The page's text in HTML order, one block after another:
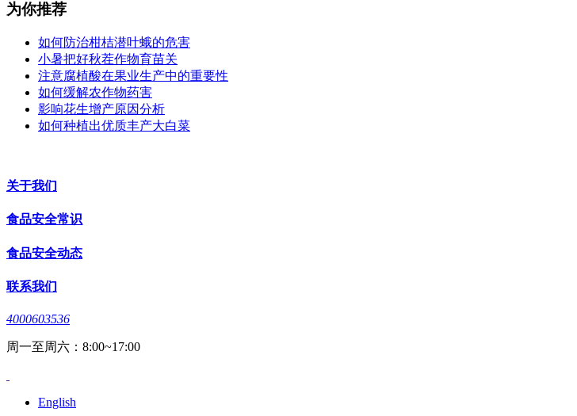
为你推荐
如何防治柑桔潜叶蛾的危害
小暑把好秋茬作物育苗关
注意腐植酸在果业生产中的重要性
如何缓解农作物药害
影响花生增产原因分析
如何种植出优质丰产大白菜
关于我们
食品安全常识
食品安全动态
联系我们
4000603536
周一至周六：8:00~17:00
English